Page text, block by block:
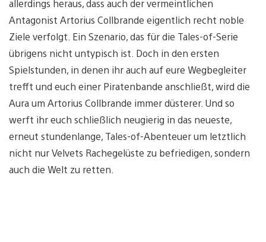
allerdings heraus, dass auch der vermeintlichen
Antagonist Artorius Collbrande eigentlich recht noble
Ziele verfolgt. Ein Szenario, das für die Tales-of-Serie
übrigens nicht untypisch ist. Doch in den ersten
Spielstunden, in denen ihr auch auf eure Wegbegleiter
trefft und euch einer Piratenbande anschließt, wird die
Aura um Artorius Collbrande immer düsterer. Und so
werft ihr euch schließlich neugierig in das neueste,
erneut stundenlange, Tales-of-Abenteuer um letztlich
nicht nur Velvets Rachegelüste zu befriedigen, sondern
auch die Welt zu retten.